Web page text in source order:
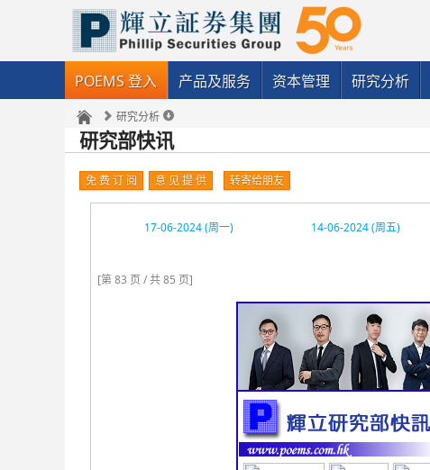
POEMS 登入 产品及服务 资本管理 研究分析
研究分析
研究部快讯
免 费 订 阅 意 见 提 供 转寄给朋友
17-06-2024 (周一) 14-06-2024 (周五)
[第 83 页 / 共 85 页]